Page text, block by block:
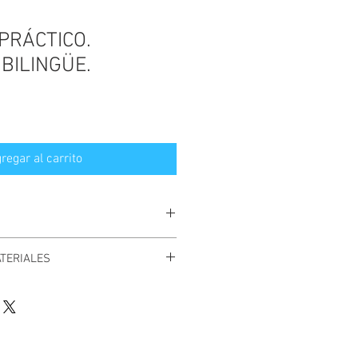
al carrito
la plataforma
con un enlace que estará disponible